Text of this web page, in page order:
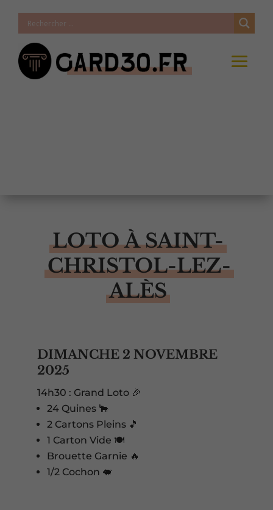
LOTO À SAINT-
CHRISTOL-LEZ-
ALÈS
DIMANCHE 2 NOVEMBRE
2025
14h30 : Grand Loto 🎉
24 Quines 🐂
2 Cartons Pleins 🎵
1 Carton Vide 🍽️
Brouette Garnie 🔥
1/2 Cochon 🐖